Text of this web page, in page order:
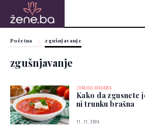
Početna zgušnjavanje
zgušnjavanje
ZDRAVIJA VARIJANTA
Kako da zgusnete
ni trunku brašna
11. 11. 2024.